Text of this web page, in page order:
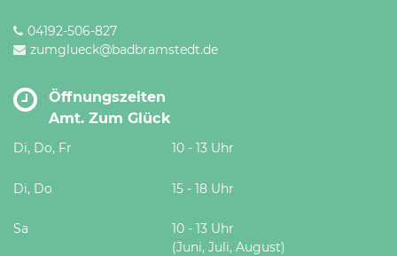
04192-506-827
zumglueck@badbramstedt.de
Öffnungszeiten
Amt. Zum Glück
Di, Do, Fr 10 - 13 Uhr
Di, Do 15 - 18 Uhr
Sa
10 - 13 Uhr
(Juni, Juli, August)